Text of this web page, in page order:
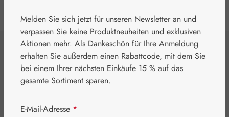
⌂ Gall Pharma Augen
Lutein 6 mg Plus
HE GPH Kapseln
Melden Sie sich jetzt für unseren Newsletter an und
verpassen Sie keine Produktneuheiten und exklusiven
Aktionen mehr. Als Dankeschön für Ihre Anmeldung
erhalten Sie außerdem einen Rabattcode, mit dem Sie
bei einem Ihrer nächsten Einkäufe 15 % auf das
gesamte Sortiment sparen.
E-Mail-Adresse *